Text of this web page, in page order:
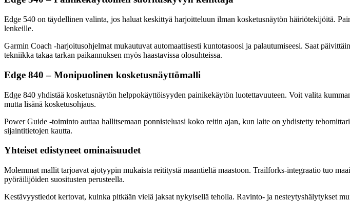
Edge 540 on täydellinen valinta, jos haluat keskittyä harjoitteluun ilman kosketusnäytön häiriötekijöitä.
lenkeille.
Garmin Coach -harjoitusohjelmat mukautuvat automaattisesti kuntotasoosi ja palautumiseesi. Saat
tekniikka takaa tarkan paikannuksen myös haastavissa olosuhteissa.
Edge 840 – Monipuolinen kosketusnäyttömalli
Edge 840 yhdistää kosketusnäytön helppokäyttöisyyden painikekäytön luotettavuuteen. Voit valita
mutta lisänä kosketusohjaus.
Power Guide -toiminto auttaa hallitsemaan ponnisteluasi koko reitin ajan, kun laite on yhdistetty
sijaintitietojen kautta.
Yhteiset edistyneet ominaisuudet
Molemmat mallit tarjoavat ajotyypin mukaista reititystä maantieltä maastoon. Trailforks-integraatio tuo
pyöräilijöiden suositusten perusteella.
Kestävyystiedot kertovat, kuinka pitkään vielä jaksat nykyisellä teholla. Ravinto- ja nesteytyshälytykset